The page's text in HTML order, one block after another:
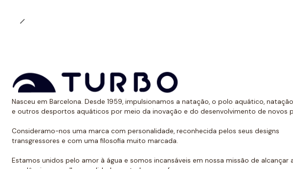
Nasceu em Barcelona. Desde 1959, impulsionamos a natação, o polo aquático,
e outros desportos aquáticos por meio da inovação e do desenvolvimento de novos
Consideramo-nos uma marca com personalidade, reconhecida pelos seus designs
transgressores e com uma filosofia muito marcada.
Estamos unidos pelo amor à água e somos incansáveis em nossa missão de alcançar